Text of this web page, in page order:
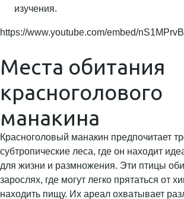
изучения.
https://www.youtube.com/embed/
Места обитания
красноголового
манакина
Красноголовый манакин предпочитает
субтропические леса, где он находит
для жизни и размножения. Эти птицы
зарослях, где могут легко прятаться от
находить пищу. Их ареал охватывает